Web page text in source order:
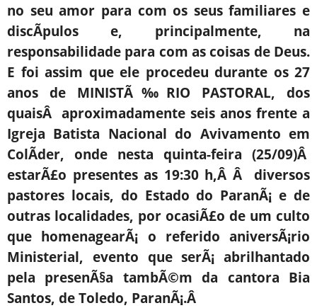
no seu amor para com os seus familiares e
discÃ­pulos e, principalmente, na
responsabilidade para com as coisas de Deus.
E foi assim que ele procedeu durante os 27
anos de MINISTÃ‰RIO PASTORAL, dos
quaisÂ aproximadamente seis anos frente a
Igreja Batista Nacional do Avivamento em
ColÃ­der, onde nesta quinta-feira (25/09)Â
estarÃ£o presentes as 19:30 h,Â Â diversos
pastores locais, do Estado do ParanÃ¡ e de
outras localidades, por ocasiÃ£o de um culto
que homenagearÃ¡ o referido aniversÃ¡rio
Ministerial, evento que serÃ¡ abrilhantado
pela presenÃ§a tambÃ©m da cantora Bia
Santos, de Toledo, ParanÃ¡.Â